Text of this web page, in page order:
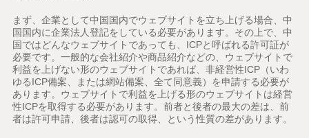
まず、企業として中国国内でウェブサイトを立ち上げる場合、中
国国内に企業法人登記をしている必要があります。その上で、中
国ではどんなウェブサイトであっても、ICPと呼ばれる許可証が
必要です。一般的な会社紹介や商品紹介などの、ウェブサイトで
利益を上げない形のウェブサイトであれば、非経営性ICP（いわ
ゆるICP備案、または網站備案、全て同意義）を申請する必要が
あります。ウェブサイトで利益を上げる形のウェブサイトは経営
性ICPを取得する必要があります。前者と後者の最大の差は、前
者は許可申請、後者は認可の取得、という性質の差があります。